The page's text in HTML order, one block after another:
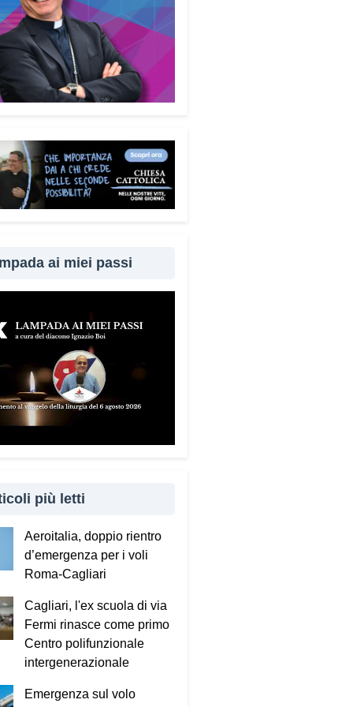
la fiducia e l’isolamento.
questi meccanismi
costruire uno scudo
molto più efficace.
difendersi dalle truffe
difendere la dignità delle
il maggior numero
di cittadini. È anche un
che non è solo.
è importante coinvolgere
familiari e caregiver?
Questa guida può
tenuta in casa e condivisa
familiari. La prevenzione
pronto ad aiutare fa
la differenza.
portando questo progetto
nei territori.
incontrando tante comunità in
Ringrazio i comuni, le
e le amministrazioni che
scelto di diffondere il
Tra gli ultimi ad aderire
di Elmas. Durante
ai miei passi
più letti
Aeroitalia, doppio rientro
d’emergenza per i voli
Roma-Cagliari
Cagliari, l'ex scuola di via
Fermi rinasce come primo
Centro polifunzionale
intergenerazionale
Emergenza sul volo